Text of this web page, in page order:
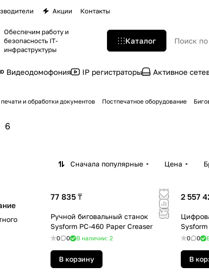
Акции Контакты
Обеспечим работу и
безопасность IT-
инфраструктуры
Каталог
Видеодомофония IP регистраторы Активное
и обработки документов Постпечатное оборудование
6
Сначала популярные Цена
77 835 ₸
Ручной биговальный станок
Sysform PC-460 Paper Creaser
0 0 В наличии: 2
В корзину
2 557
0 0
В